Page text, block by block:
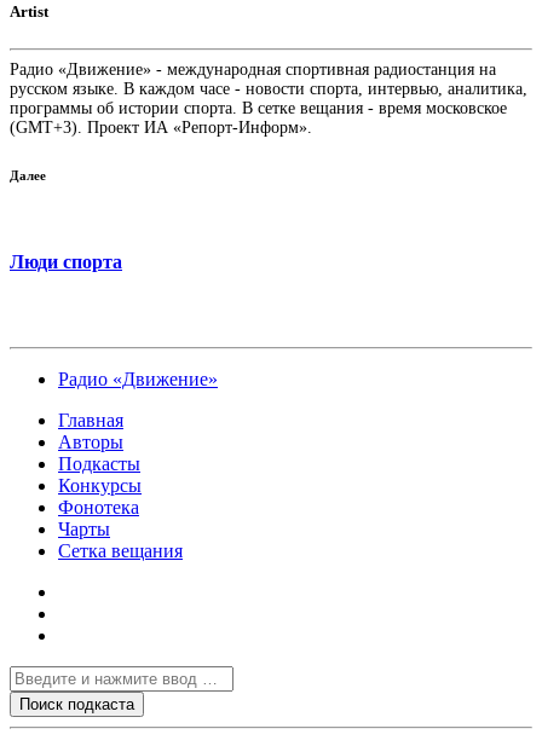
Artist
Радио «Движение» - международная спортивная радиостанция на
русском языке. В каждом часе - новости спорта, интервью, аналитика,
программы об истории спорта. В сетке вещания - время московское
(GMT+3). Проект ИА «Репорт-Информ».
Далее
Люди спорта
Радио «Движение»
Главная
Авторы
Подкасты
Конкурсы
Фонотека
Чарты
Сетка вещания